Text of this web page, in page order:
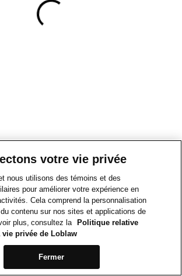
votre vie privée
nous utilisons des témoins et des
pour améliorer votre expérience en
Cela comprend la personnalisation
contenu sur nos sites et applications de
plus, consultez la
Politique relative
vie privée de Loblaw
Fermer